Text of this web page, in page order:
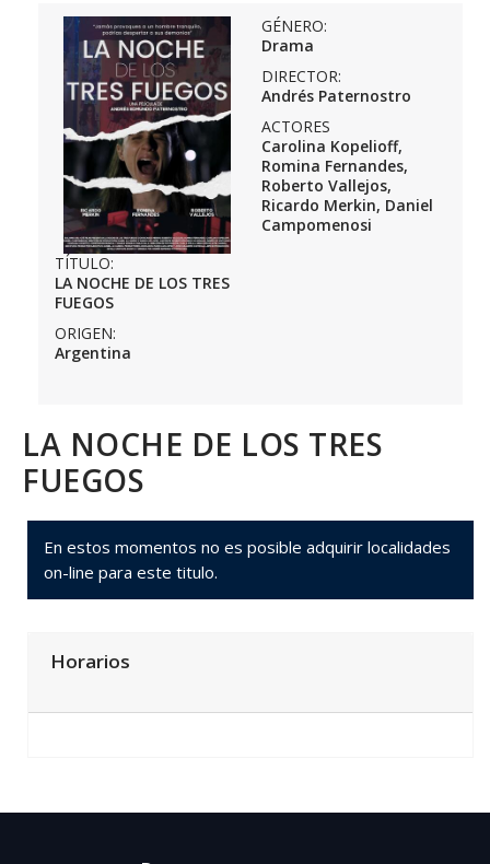
TÍTULO:
LA NOCHE DE LOS TRES
FUEGOS
ORIGEN:
Argentina
GÉNERO:
Drama
DIRECTOR:
Andrés Paternostro
ACTORES
Carolina Kopelioff,
Romina Fernandes,
Roberto Vallejos,
Ricardo Merkin, Daniel
Campomenosi
LA NOCHE DE LOS TRES
FUEGOS
En estos momentos no es posible adquirir localidades
on-line para este titulo.
Horarios